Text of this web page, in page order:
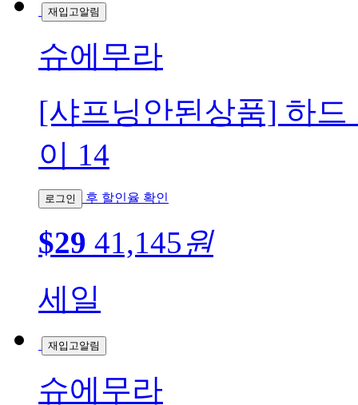
재입고알림
슈에무라
[샤프닝안된상품] 하
이 14
로그인 후 할인율 확인
$29 41,145원
세일
재입고알림
슈에무라